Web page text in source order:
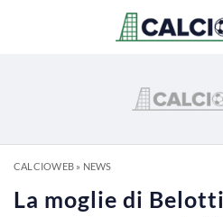
CALCIOWEB» NEWS
La moglie di